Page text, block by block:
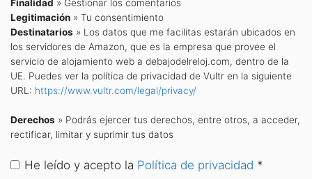
Finalidad » Gestionar los comentarios
Legitimación » Tu consentimiento
Destinatarios » Los datos que me facilitas estarán ubicados en
los servidores de Amazon, que es la empresa que provee el
servicio de alojamiento web a debajodelreloj.com, dentro de la
UE. Puedes ver la política de privacidad de Vultr en la siguiente
URL: https://www.vultr.com/legal/privacy/
Derechos » Podrás ejercer tus derechos, entre otros, a acceder,
rectificar, limitar y suprimir tus datos
He leído y acepto la Política de privacidad *